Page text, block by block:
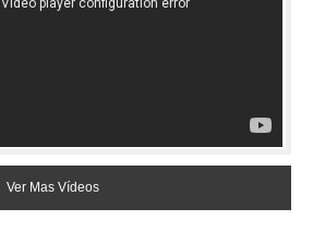
Ver Mas Vídeos